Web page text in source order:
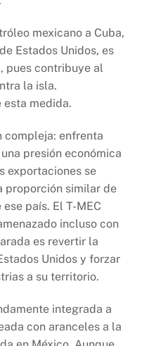
mexicano a Cuba,
Estados Unidos, es
pues contribuye al
la isla.
esta medida.
compleja: enfrenta
presión económica
exportaciones se
proporción similar de
país. El T-MEC
incluso con
es revertir la
Unidos y forzar
a su territorio.
integrada a
con aranceles a la